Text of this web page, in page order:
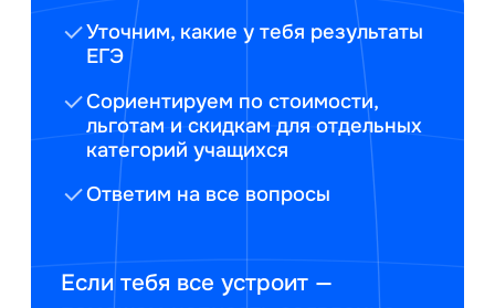
Уточним, какие у тебя результаты
ЕГЭ
Сориентируем по стоимости,
льготам и скидкам для отдельных
категорий учащихся
Ответим на все вопросы
Если тебя все устроит —